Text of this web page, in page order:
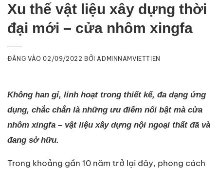
Xu thế vật liệu xây dựng thời
đại mới – cửa nhôm xingfa
ĐĂNG VÀO02/09/2022 BỞI ADMINNAMVIETTIEN
Không han gỉ, linh hoạt trong thiết kế, đa dạng ứng
dụng, chắc chắn là những ưu điểm nổi bật mà cửa
nhôm xingfa – vật liệu xây dựng nội ngoại thất đã và
đang sở hữu.
Trong khoảng gần 10 năm trở lại đây, phong cách